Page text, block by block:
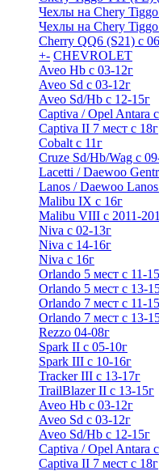
Чехлы на Chery Tiggo
Чехлы на Chery
Cherry QQ6 (S21) с
+- CHEVROLET
Aveo Hb с 03-12г
Aveo Sd с 03-12г
Aveo Sd/Hb с 12-15г
Captiva / Opel Antara
Captiva II 7 мест с 18г
Cobalt с 11г
Cruze Sd/Hb/Wag c
Lacetti / Daewoo
Lanos / Daewoo
Malibu IX с 16г
Malibu VIII с 2011-
Niva с 02-13г
Niva с 14-16г
Niva с 16г
Orlando 5 мест с 11-
Orlando 5 мест с 13-
Orlando 7 мест с 11-
Orlando 7 мест с 13-
Rezzo 04-08г
Spark II с 05-10г
Spark III с 10-16г
Tracker III с 13-17г
TrailBlazer II с 13-15г
Aveo Hb с 03-12г
Aveo Sd с 03-12г
Aveo Sd/Hb с 12-15г
Captiva / Opel Antara
Captiva II 7 мест с 18г